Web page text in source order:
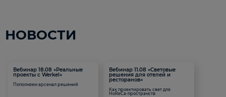
НОВОСТИ
Вебинар 18.08 «Реальные
проекты с Werkel»
Пополняем арсенал решений
Вебинар 11.08 «Световые
решения для отелей и
ресторанов»
Как проектировать свет для
HoReCa-пространств